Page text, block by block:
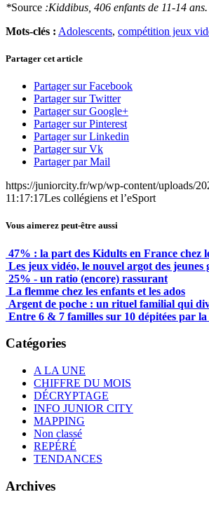
*Source :Kiddibus, 406 enfants de 11-14
Mots-clés : Adolescents, compétition jeux
Partager cet article
Partager sur Facebook
Partager sur Twitter
Partager sur Google+
Partager sur Pinterest
Partager sur Linkedin
Partager sur Vk
Partager par Mail
https://juniorcity.fr/wp/wp-content/uploads/
11:17:17Les collégiens et l’eSport
Vous aimerez peut-être aussi
47% : la part des Kidults en France chez
Les jeux vidéo, le nouvel argot des jeunes
25% - un ratio (encore) rassurant
La flemme chez les enfants et les ados
Argent de poche : un rituel familial qui
Entre 6 & 7 familles sur 10 dépitées par
Catégories
A LA UNE
CHIFFRE DU MOIS
DÉCRYPTAGE
INFO JUNIOR CITY
MAPPING
Non classé
REPÉRÉ
TENDANCES
Archives